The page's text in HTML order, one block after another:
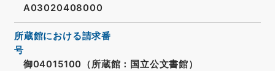
A03020408000
所蔵館における請求番
号
御04015100（所蔵館：国立公文書館）